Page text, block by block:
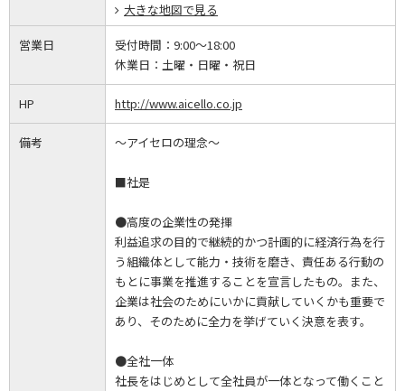
大きな地図で見る
営業日 受付時間： 9:00～18:00
休業日： 土曜・日曜・祝日
HP http://www.aicello.co.jp
備考 ～アイセロの理念～
■社是
●高度の企業性の発揮
利益追求の目的で継続的かつ計画的に経済行為を行
う組織体として能力・技術を磨き、責任ある行動の
もとに事業を推進することを宣言したもの。また、
企業は社会のためにいかに貢献していくかも重要で
あり、そのために全力を挙げていく決意を表す。
●全社一体
社長をはじめとして全社員が一体となって働くこと